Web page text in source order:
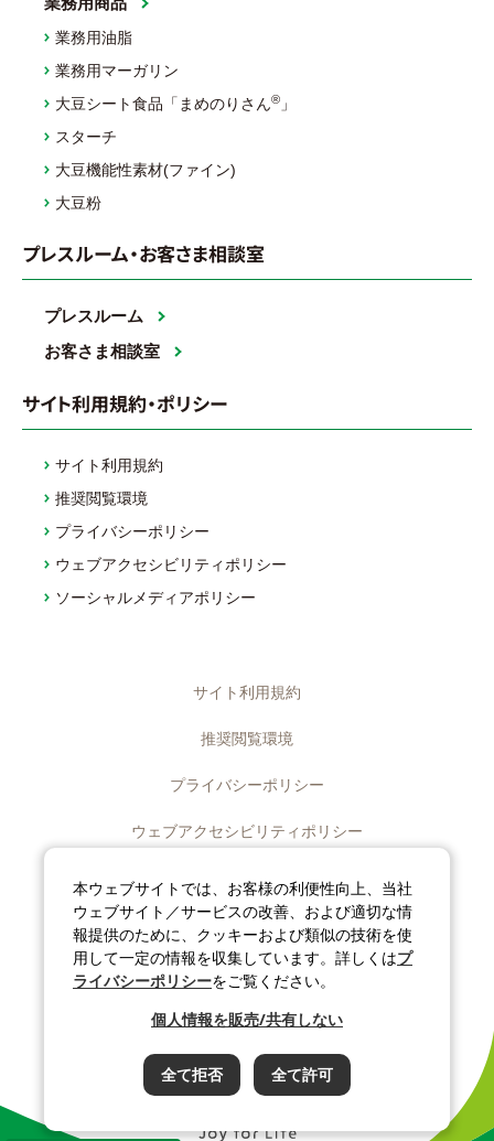
業務用油脂
業務用マーガリン
大豆シート食品「まめのりさん® 」
スターチ
大豆機能性素材(ファイン)
大豆粉
プレスルーム・お客さま相談室
プレスルーム
お客さま相談室
サイト利用規約・ポリシー
サイト利用規約
推奨閲覧環境
プライバシーポリシー
ウェブアクセシビリティポリシー
ソーシャルメディアポリシー
サイト利用規約
推奨閲覧環境
プライバシーポリシー
ウェブアクセシビリティポリシー
ディスクロージャーポリシー
ソーシャルメディアポリシー
サイトマップ
©J-OIL MILLS, INC. All rights reserved.
本ウェブサイトでは、お客様の利便性向上、当社
ウェブサイト／サービスの改善、および適切な情
報提供のために、クッキーおよび類似の技術を使
用して一定の情報を収集しています。詳しくはプ
ライバシーポリシーをご覧ください。
個人情報を販売/共有しない
全て拒否 全て許可